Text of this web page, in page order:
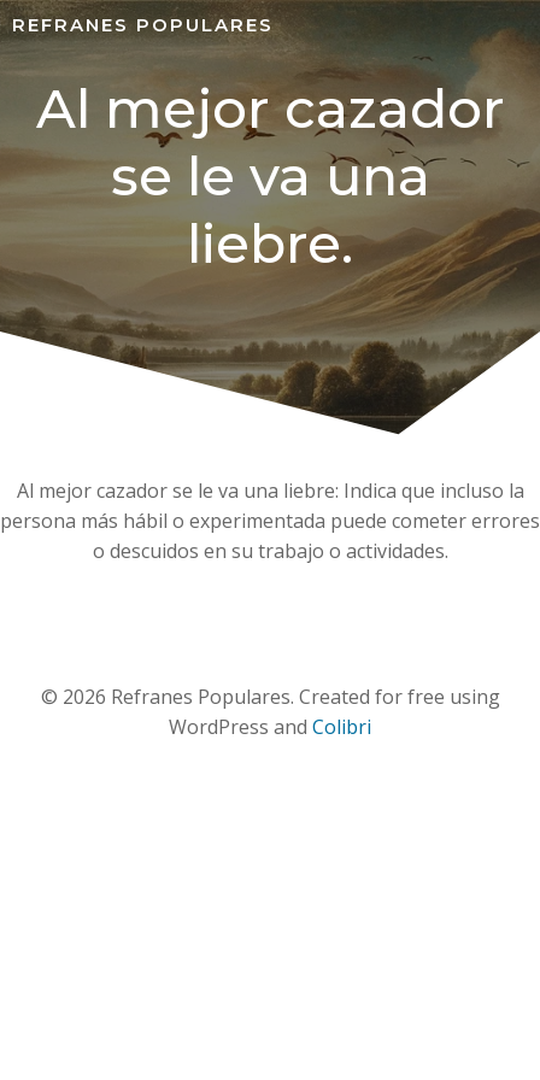
REFRANES POPULARES
Al mejor cazador
se le va una
liebre.
Al mejor cazador se le va una liebre: Indica que incluso la
persona más hábil o experimentada puede cometer errores
o descuidos en su trabajo o actividades.
© 2026 Refranes Populares. Created for free using
WordPress and Colibri